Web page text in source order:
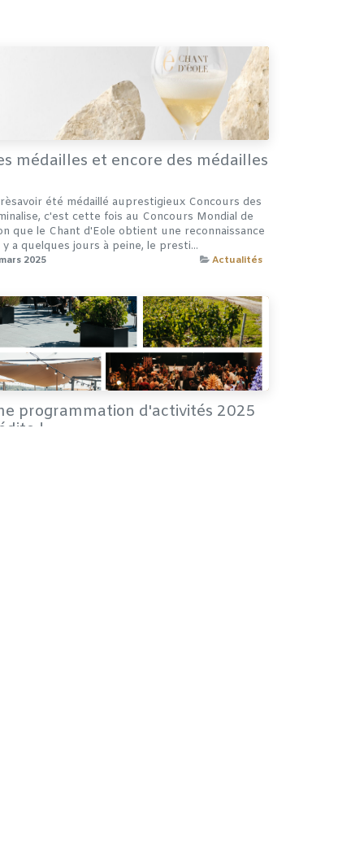
médailles et encore des médailles
été médaillé auprestigieux Concours des
c'est cette fois au Concours Mondial de
que le Chant d'Eole obtient une reconnaissance
y a quelques jours à peine, le presti...
2025 Actualités
programmation d'activités 2025
!